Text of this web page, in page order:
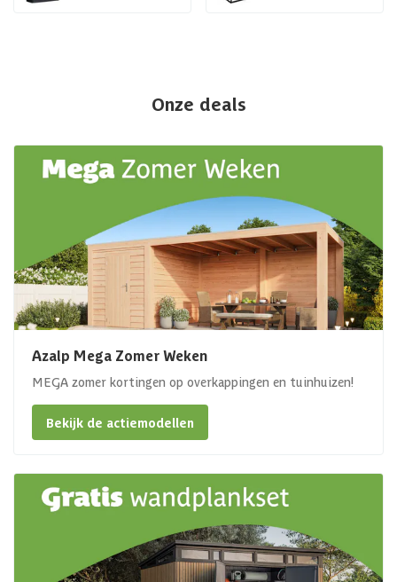
Onze deals
Azalp Mega Zomer Weken
MEGA zomer kortingen op overkappingen en tuinhuizen!
Bekijk de actiemodellen